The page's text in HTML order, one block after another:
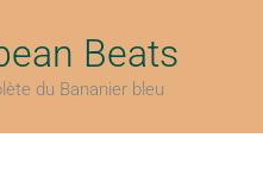
Beats
du Bananier bleu